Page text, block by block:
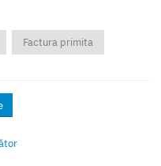
Factura primita